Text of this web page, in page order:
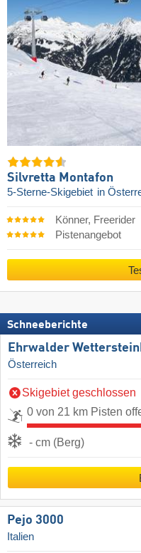
Silvretta Montafon
5-Sterne-Skigebiet in
Könner, Freerider
Pistenangebot
Schneeberichte
Ehrwalder
Österreich
Skigebiet geschlossen
0 von 21 km Pisten
- cm (Berg)
Pejo 3000
Italien